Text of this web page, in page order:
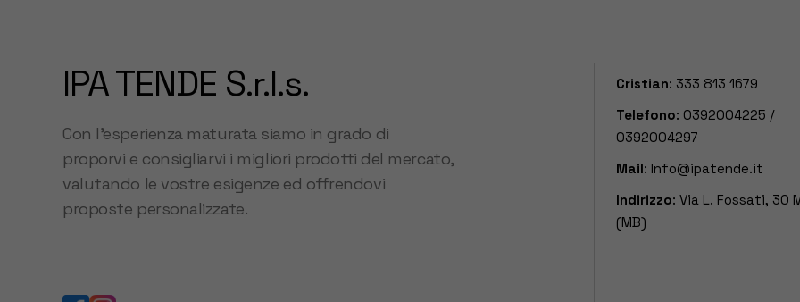
IPA TENDE S.r.l.s.
Con l’esperienza maturata siamo in grado di
proporvi e consigliarvi i migliori prodotti del mercato,
valutando le vostre esigenze ed offrendovi
proposte personalizzate.
Cristian: 333 813 1679
Telefono: 0392004225 /
0392004297
Mail: Info@ipatende.it
Indirizzo: Via L. Fossati, 30
(MB)